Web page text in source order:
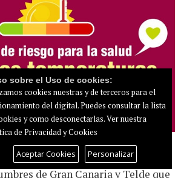
nivel 3 (rojo) en la zonas de
de Gran Canaria y Telde que
sobre el Uso de cookies:
cookies nuestras y de terceros para el
del digital. Puedes consultar la lista
y como desconectarlas.Ver nuestra
de Privacidad y Cookies
Aceptar Cookies Personalizar